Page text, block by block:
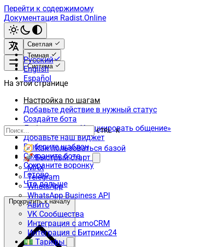
Перейти к содержимому
Документация Radist.Online
Светлая
Темная
Система
Русский
English
Español
CTRL K
🧭 Как пользоваться базой
🚀 Быстрый старт
MAX
Telegram
WhatsApp
WhatsApp Business API
Авито
VK Сообщества
Интеграция с amoCRM
Интеграция с Битрикс24
💵 Тарифы
На этой странице
Настройка по шагам
Добавьте действие в нужный статус
Создайте бота
Добавьте шаг «Инициировать общение»
Добавьте наш виджет
Выберите шаблон
Сохраните бота
Сохраните воронку
Готово
Что дальше
Прокрутить к началу